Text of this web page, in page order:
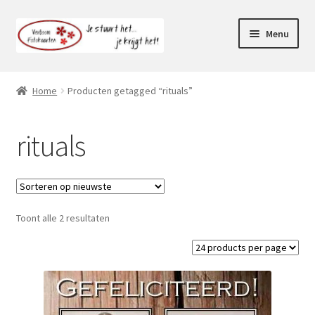
Ga
door
Ga
naar
Menu
Mijn account
Home Producten getagged “rituals”
rituals
Toont alle 2 resultaten